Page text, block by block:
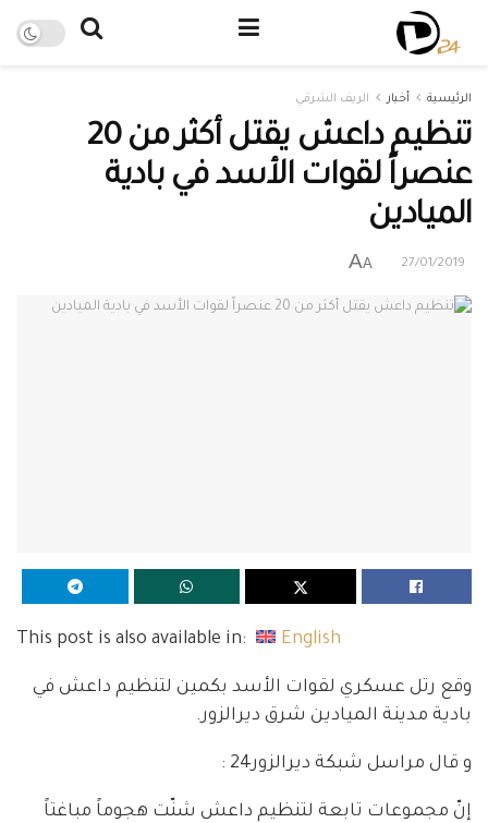
الرئيسية أخبار الريف الشرقي
تنظيم داعش يقتل أكثر من 20
عنصراً لقوات الأسد في بادية
الميادين
27/01/2019
A
A
This post is also available in: English
وقع رتل عسكري لقوات الأسد بكمين لتنظيم داعش في
بادية مدينة الميادين شرق ديرالزور.
و قال مراسل شبكة ديرالزور24 :
إنّ مجموعات تابعة لتنظيم داعش شنّت هجوماً مباغتاً